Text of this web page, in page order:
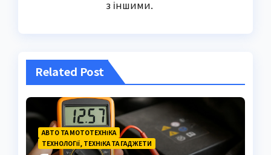
з іншими.
Related Post
АВТО ТА МОТОТЕХНІКА
ТЕХНОЛОГІЇ, ТЕХНІКА ТА ГАДЖЕТИ